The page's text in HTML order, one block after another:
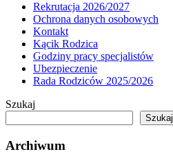
Rekrutacja 2026/2027
Ochrona danych osobowych
Kontakt
Kącik Rodzica
Godziny pracy specjalistów
Ubezpieczenie
Rada Rodziców 2025/2026
Szukaj
Szukaj
Archiwum